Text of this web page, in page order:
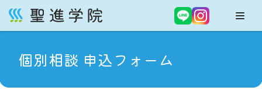
コ
テ
ツ
個別相談 申込フォーム